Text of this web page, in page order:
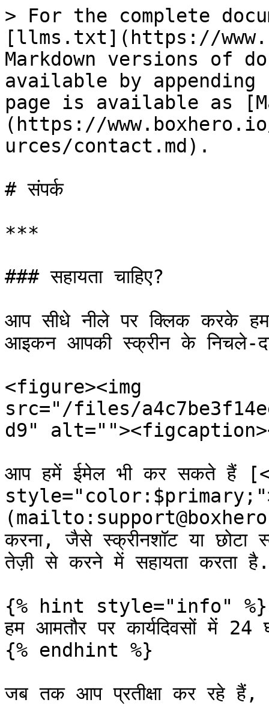
> For the complete
[llms.txt](https://
Markdown versions of
available by
page is available as
(https://
urces/contact.md).
# संपर्क
***
### सहायता चाहिए?
आप सीधे नीले पर क्लिक करके
आइकन आपकी स्क्रीन के निचले-
<figure><img
src="/files/
d9"
आप हमें ईमेल भी कर सकते हैं
करना, जैसे स्क्रीनशॉट या छोटा
तेज़ी से करने में सहायता करता है.
{% hint style="info" %}
हम आमतौर पर कार्यदिवसों में
{% endhint %}
जब तक आप प्रतीक्षा कर रहे